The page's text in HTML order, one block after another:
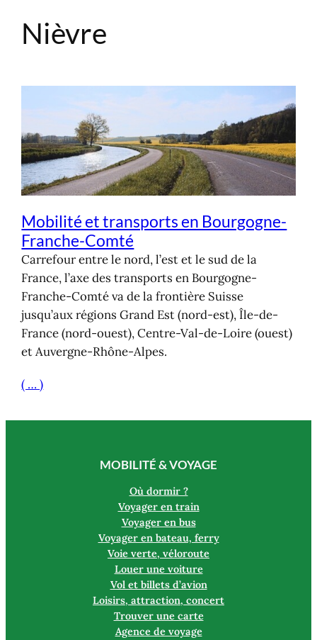
AllerNièvre
Mobilité et transports en Bourgogne-
Franche-Comté
Carrefour entre le nord, l’est et le sud de la
France, l’axe des transports en Bourgogne-
Franche-Comté va de la frontière Suisse
jusqu’aux régions Grand Est (nord-est), Île-de-
France (nord-ouest), Centre-Val-de-Loire (ouest)
et Auvergne-Rhône-Alpes.
( … )
MOBILITÉ & VOYAGE
Où dormir ?
Voyager en train
Voyager en bus
Voyager en bateau, ferry
Voie verte, véloroute
Louer une voiture
Vol et billets d’avion
Loisirs, attraction, concert
Trouver une carte
Agence de voyage